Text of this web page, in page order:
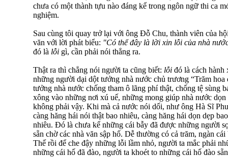
chưa có một thành tựu nào đáng kể trong ngôn ngữ thi ca
nghiệm.
Sau cùng tôi quay trở lại với ông Đỗ Chu, thành viên của
văn với lời phát biểu: "Có thể đây là lời xin lỗi của nhà
đó là lỗi gì, cần phải nói thẳng ra.
Thật ra thì chẳng nói người ta cũng biết: lỗi đó là cách
những người dại dột tưởng nhà nước chủ trương “Trăm hoa
tưởng nhà nước chống tham ô lãng phí thật, chống tệ sùng
xông vào những nơi xú uế, những mong giúp nhà nước
không phải vậy. Khi mà cả nước nói dối, như ông Hà Sĩ
càng hăng hái nói thật bao nhiêu, càng hăng hái dọn dẹp
nhiêu. Đó là chưa kể những cái bẫy đã được những người
sẵn chờ các nhà văn sập hố. Dễ thường có cả trăm, ngàn
Thế rồi để che đậy những lỗi lầm nhỏ, người ta mắc phải
những cái hố đã đào, người ta khoét to những cái hố đào